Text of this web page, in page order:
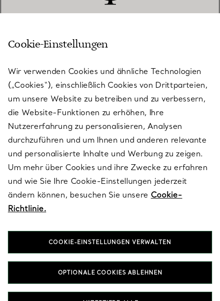
KUNDENSERVICE
SERVICES
ÜBER TIFFANY & CO.
RECHTLICHE HINWEISE
FOLGEN SIE UNS
T&Co. 2026
Cookie-Einstellungen
Wir verwenden Cookies und ähnliche Technologien
(„Cookies“), einschließlich Cookies von Drittparteien,
um unsere Website zu betreiben und zu verbessern,
die Website-Funktionen zu erhöhen, Ihre
Nutzererfahrung zu personalisieren, Analysen
durchzuführen und um Ihnen und anderen relevante
und personalisierte Inhalte und Werbung zu zeigen.
Um mehr über Cookies und ihre Zwecke zu erfahren
und wie Sie Ihre Cookie-Einstellungen jederzeit
ändern können, besuchen Sie unsere Cookie-
Richtlinie.
COOKIE-EINSTELLUNGEN VERWALTEN
OPTIONALE COOKIES ABLEHNEN